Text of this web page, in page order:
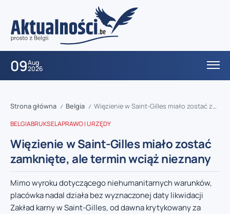
09Aug
2026
Strona główna / Belgia / Więzienie w Saint-Gilles miało zostać zamknięte, ale termin wciąż nieznany
BELGIABRUKSELAPRAWO I URZĘDY
Więzienie w Saint-Gilles miało zostać
zamknięte, ale termin wciąż nieznany
Mimo wyroku dotyczącego niehumanitarnych warunków,
placówka nadal działa bez wyznaczonej daty likwidacji
Zakład karny w Saint-Gilles, od dawna krytykowany za